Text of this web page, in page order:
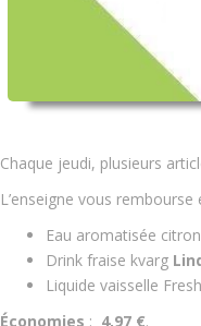
Chaque jeudi, plusieurs
L’enseigne vous
Eau aromatisée citron
Drink fraise kvarg
Liquide vaisselle
Économies : 4,97 €.